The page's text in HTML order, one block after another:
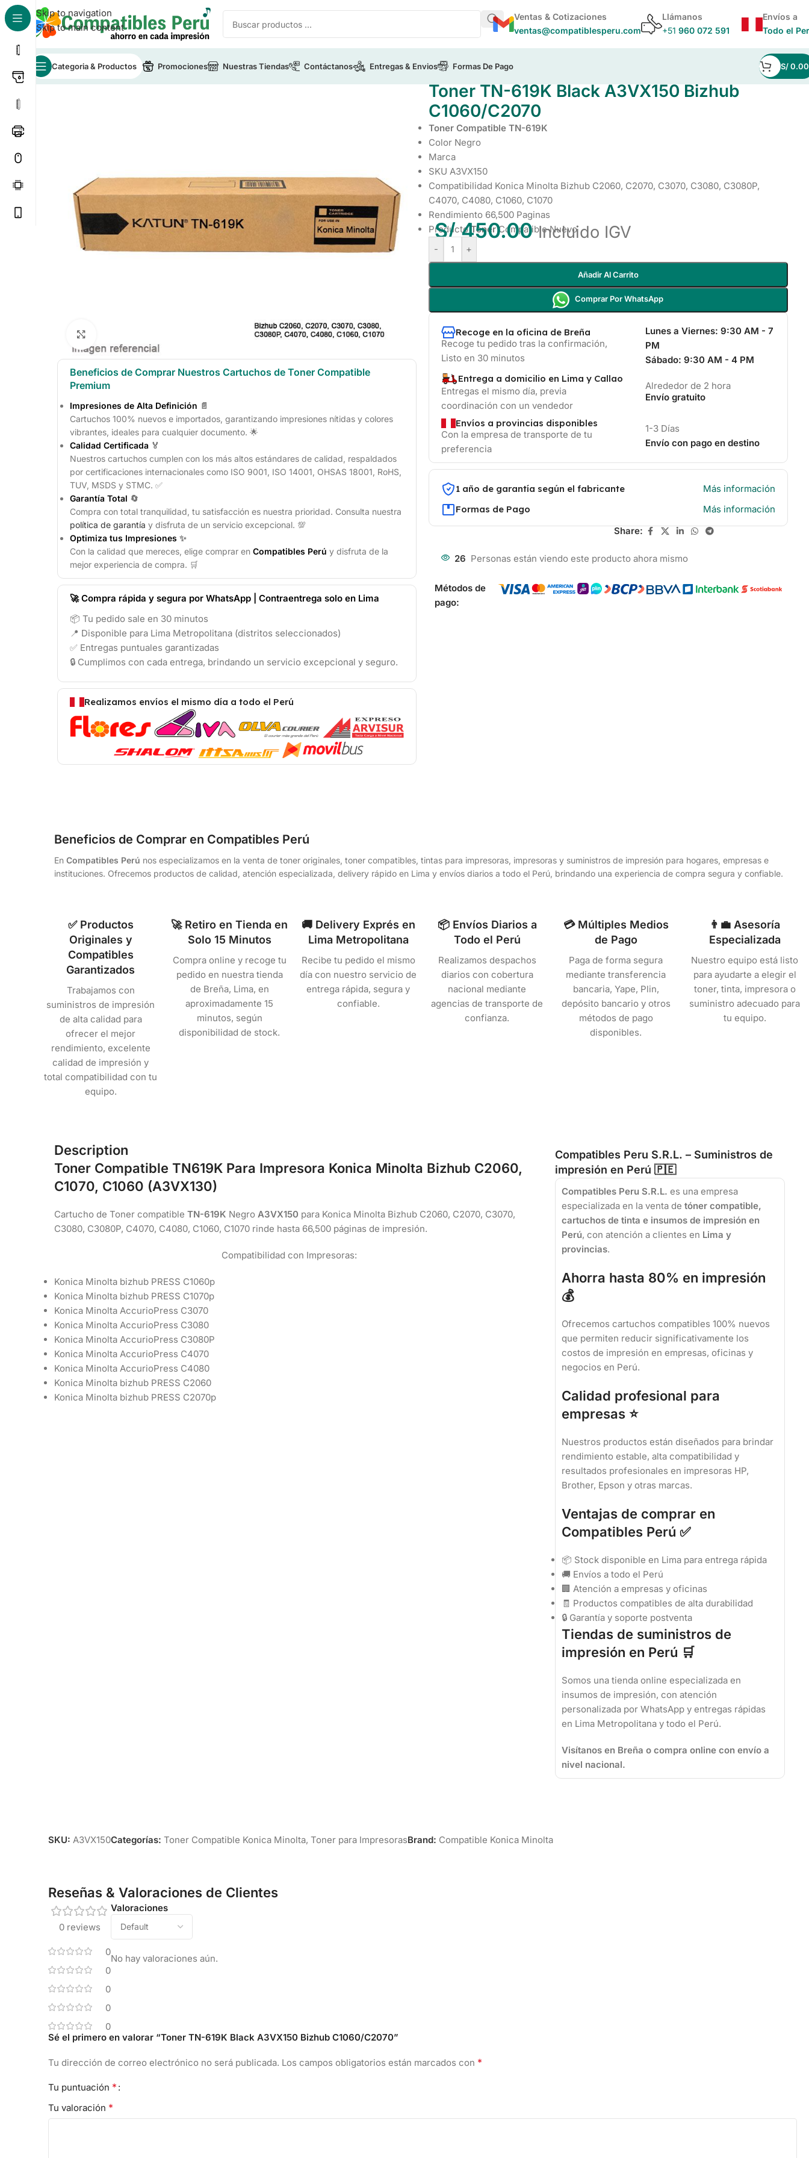
Skip to navigation
Skip to main content
Ventas & Cotizaciones
ventas@compatiblesperu.com
Llámanos
+51 960 072 591
Envíos a
Todo el
Categoria & Productos Promociones Nuestras Tiendas Contáctanos Entregas & Envios Formas De Pago S/0.00
Inicio/Toner para Impresoras
Beneficios de Comprar Nuestros Cartuchos de Toner Compatible
Premium
Impresiones de Alta Definición 📄
Cartuchos 100% nuevos e importados, garantizando impresiones nítidas y colores
vibrantes, ideales para cualquier documento. 🌟
Calidad Certificada 🏅
Nuestros cartuchos cumplen con los más altos estándares de calidad, respaldados
por certificaciones internacionales como ISO 9001, ISO 14001, OHSAS 18001, RoHS,
TUV, MSDS y STMC. ✅
Garantía Total 🔄
Compra con total tranquilidad, tu satisfacción es nuestra prioridad. Consulta nuestra
política de garantía y disfruta de un servicio excepcional. 💯
Optimiza tus Impresiones ✨
Con la calidad que mereces, elige comprar en Compatibles Perú y disfruta de la
mejor experiencia de compra. 🛒
🚀 Compra rápida y segura por WhatsApp | Contraentrega solo en Lima
📦 Tu pedido sale en 30 minutos
📍 Disponible para Lima Metropolitana (distritos seleccionados)
✅ Entregas puntuales garantizadas
🔒 Cumplimos con cada entrega, brindando un servicio excepcional y seguro.
Realizamos envíos el mismo día a todo el Perú
Toner TN-619K Black A3VX150 Bizhub
C1060/C2070
Toner Compatible TN-619K
Color Negro
Marca
SKU A3VX150
Compatibilidad Konica Minolta Bizhub C2060, C2070, C3070, C3080, C3080P,
C4070, C4080, C1060, C1070
Rendimiento 66,500 Paginas
Producto TonerCompatible Nuevo
S/450.00 Incluido IGV
- +
Añadir Al Carrito
Comprar Por WhatsApp
Recoge en la oficina de Breña
Recoge tu pedido tras la confirmación,
Listo en 30 minutos
Lunes a Viernes: 9:30 AM - 7
PM
Sábado: 9:30 AM - 4 PM
Entrega a domicilio en Lima y Callao
Entregas el mismo día, previa
coordinación con un vendedor
Alrededor de 2 hora
Envío gratuito
Envíos a provincias disponibles
Con la empresa de transporte de tu
preferencia
1-3 Días
Envío con pago en destino
1 año de garantía según el fabricante
Más información
Formas de Pago
Más información
Share:
26 Personas están viendo este producto ahora mismo
Métodos de
pago:
Beneficios de Comprar en Compatibles Perú
En Compatibles Perú nos especializamos en la venta de toner originales, toner compatibles, tintas para impresoras, impresoras y suministros de impresión para hogares, empresas e
instituciones. Ofrecemos productos de calidad, atención especializada, delivery rápido en Lima y envíos diarios a todo el Perú, brindando una experiencia de compra segura y confiable.
✅ Productos
Originales y
Compatibles
Garantizados
Trabajamos con
suministros de impresión
de alta calidad para
ofrecer el mejor
rendimiento, excelente
calidad de impresión y
total compatibilidad con tu
equipo.
🚀 Retiro en Tienda en
Solo 15 Minutos
Compra online y recoge tu
pedido en nuestra tienda
de Breña, Lima, en
aproximadamente 15
minutos, según
disponibilidad de stock.
🚚 Delivery Exprés en
Lima Metropolitana
Recibe tu pedido el mismo
día con nuestro servicio de
entrega rápida, segura y
confiable.
📦 Envíos Diarios a
Todo el Perú
Realizamos despachos
diarios con cobertura
nacional mediante
agencias de transporte de
confianza.
💳 Múltiples Medios
de Pago
Paga de forma segura
mediante transferencia
bancaria, Yape, Plin,
depósito bancario y otros
métodos de pago
disponibles.
👨‍💼 Asesoría
Especializada
Nuestro equipo está listo
para ayudarte a elegir el
toner, tinta, impresora o
suministro adecuado para
tu equipo.
Description
Toner Compatible TN619K Para Impresora Konica Minolta Bizhub C2060,
C1070, C1060 (A3VX130)
Cartucho de Toner compatible TN-619K Negro A3VX150 para Konica Minolta Bizhub C2060, C2070, C3070,
C3080, C3080P, C4070, C4080, C1060, C1070 rinde hasta 66,500 páginas de impresión.
Compatibilidad con Impresoras:
Konica Minolta bizhub PRESS C1060p
Konica Minolta bizhub PRESS C1070p
Konica Minolta AccurioPress C3070
Konica Minolta AccurioPress C3080
Konica Minolta AccurioPress C3080P
Konica Minolta AccurioPress C4070
Konica Minolta AccurioPress C4080
Konica Minolta bizhub PRESS C2060
Konica Minolta bizhub PRESS C2070p
Compatibles Peru S.R.L. – Suministros de
impresión en Perú 🇵🇪
Compatibles Peru S.R.L. es una empresa
especializada en la venta de tóner compatible,
cartuchos de tinta e insumos de impresión en
Perú, con atención a clientes en Lima y
provincias.
Ahorra hasta 80% en impresión
💰
Ofrecemos cartuchos compatibles 100% nuevos
que permiten reducir significativamente los
costos de impresión en empresas, oficinas y
negocios en Perú.
Calidad profesional para
empresas ⭐
Nuestros productos están diseñados para brindar
rendimiento estable, alta compatibilidad y
resultados profesionales en impresoras HP,
Brother, Epson y otras marcas.
Ventajas de comprar en
Compatibles Perú ✅
📦 Stock disponible en Lima para entrega rápida
🚚 Envíos a todo el Perú
🏢 Atención a empresas y oficinas
🧾 Productos compatibles de alta durabilidad
🔒 Garantía y soporte postventa
Tiendas de suministros de
impresión en Perú 🛒
Somos una tienda online especializada en
insumos de impresión, con atención
personalizada por WhatsApp y entregas rápidas
en Lima Metropolitana y todo el Perú.
Visítanos en Breña o compra online con envío a
nivel nacional.
SKU: A3VX150Categorías: Toner Compatible Konica Minolta, Toner para ImpresorasBrand: Compatible Konica Minolta
Reseñas & Valoraciones de Clientes
0 reviews
0
0
0
0
0
Valoraciones
No hay valoraciones aún.
Sé el primero en valorar “Toner TN-619K Black A3VX150 Bizhub C1060/C2070”
Tu dirección de correo electrónico no será publicada. Los campos obligatorios están marcados con *
Tu puntuación *
Tu valoración *